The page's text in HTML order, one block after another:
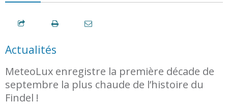
Actualités
MeteoLux enregistre la première décade de
septembre la plus chaude de l’histoire du
Findel !